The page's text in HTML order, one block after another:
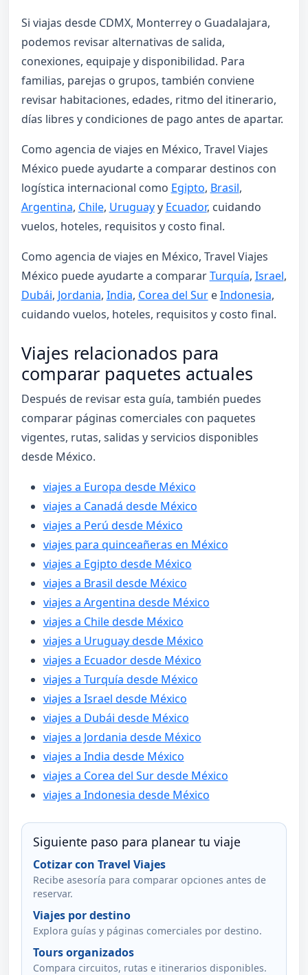
Si viajas desde CDMX, Monterrey o Guadalajara,
podemos revisar alternativas de salida,
conexiones, equipaje y disponibilidad. Para
familias, parejas o grupos, también conviene
revisar habitaciones, edades, ritmo del itinerario,
días libres y condiciones de pago antes de apartar.
Como agencia de viajes en México, Travel Viajes
México puede ayudarte a comparar destinos con
logística internacional como Egipto, Brasil,
Argentina, Chile, Uruguayy Ecuador, cuidando
vuelos, hoteles, requisitos y costo final.
Como agencia de viajes en México, Travel Viajes
México puede ayudarte a compararTurquía, Israel,
Dubái, Jordania, India, Corea del SureIndonesia,
cuidando vuelos, hoteles, requisitos y costo final.
Viajes relacionados para
comparar paquetes actuales
Después de revisar esta guía, también puedes
comparar páginas comerciales con paquetes
vigentes, rutas, salidas y servicios disponibles
desde México.
viajes a Europa desde México
viajes a Canadá desde México
viajes a Perú desde México
viajes para quinceañeras en México
viajes a Egipto desde México
viajes a Brasil desde México
viajes a Argentina desde México
viajes a Chile desde México
viajes a Uruguay desde México
viajes a Ecuador desde México
viajes a Turquía desde México
viajes a Israel desde México
viajes a Dubái desde México
viajes a Jordania desde México
viajes a India desde México
viajes a Corea del Sur desde México
viajes a Indonesia desde México
Siguiente paso para planear tu viaje
Cotizar con Travel Viajes
Recibe asesoría para comparar opciones antes de
reservar.
Viajes por destino
Explora guías y páginas comerciales por destino.
Tours organizados
Compara circuitos, rutas e itinerarios disponibles.